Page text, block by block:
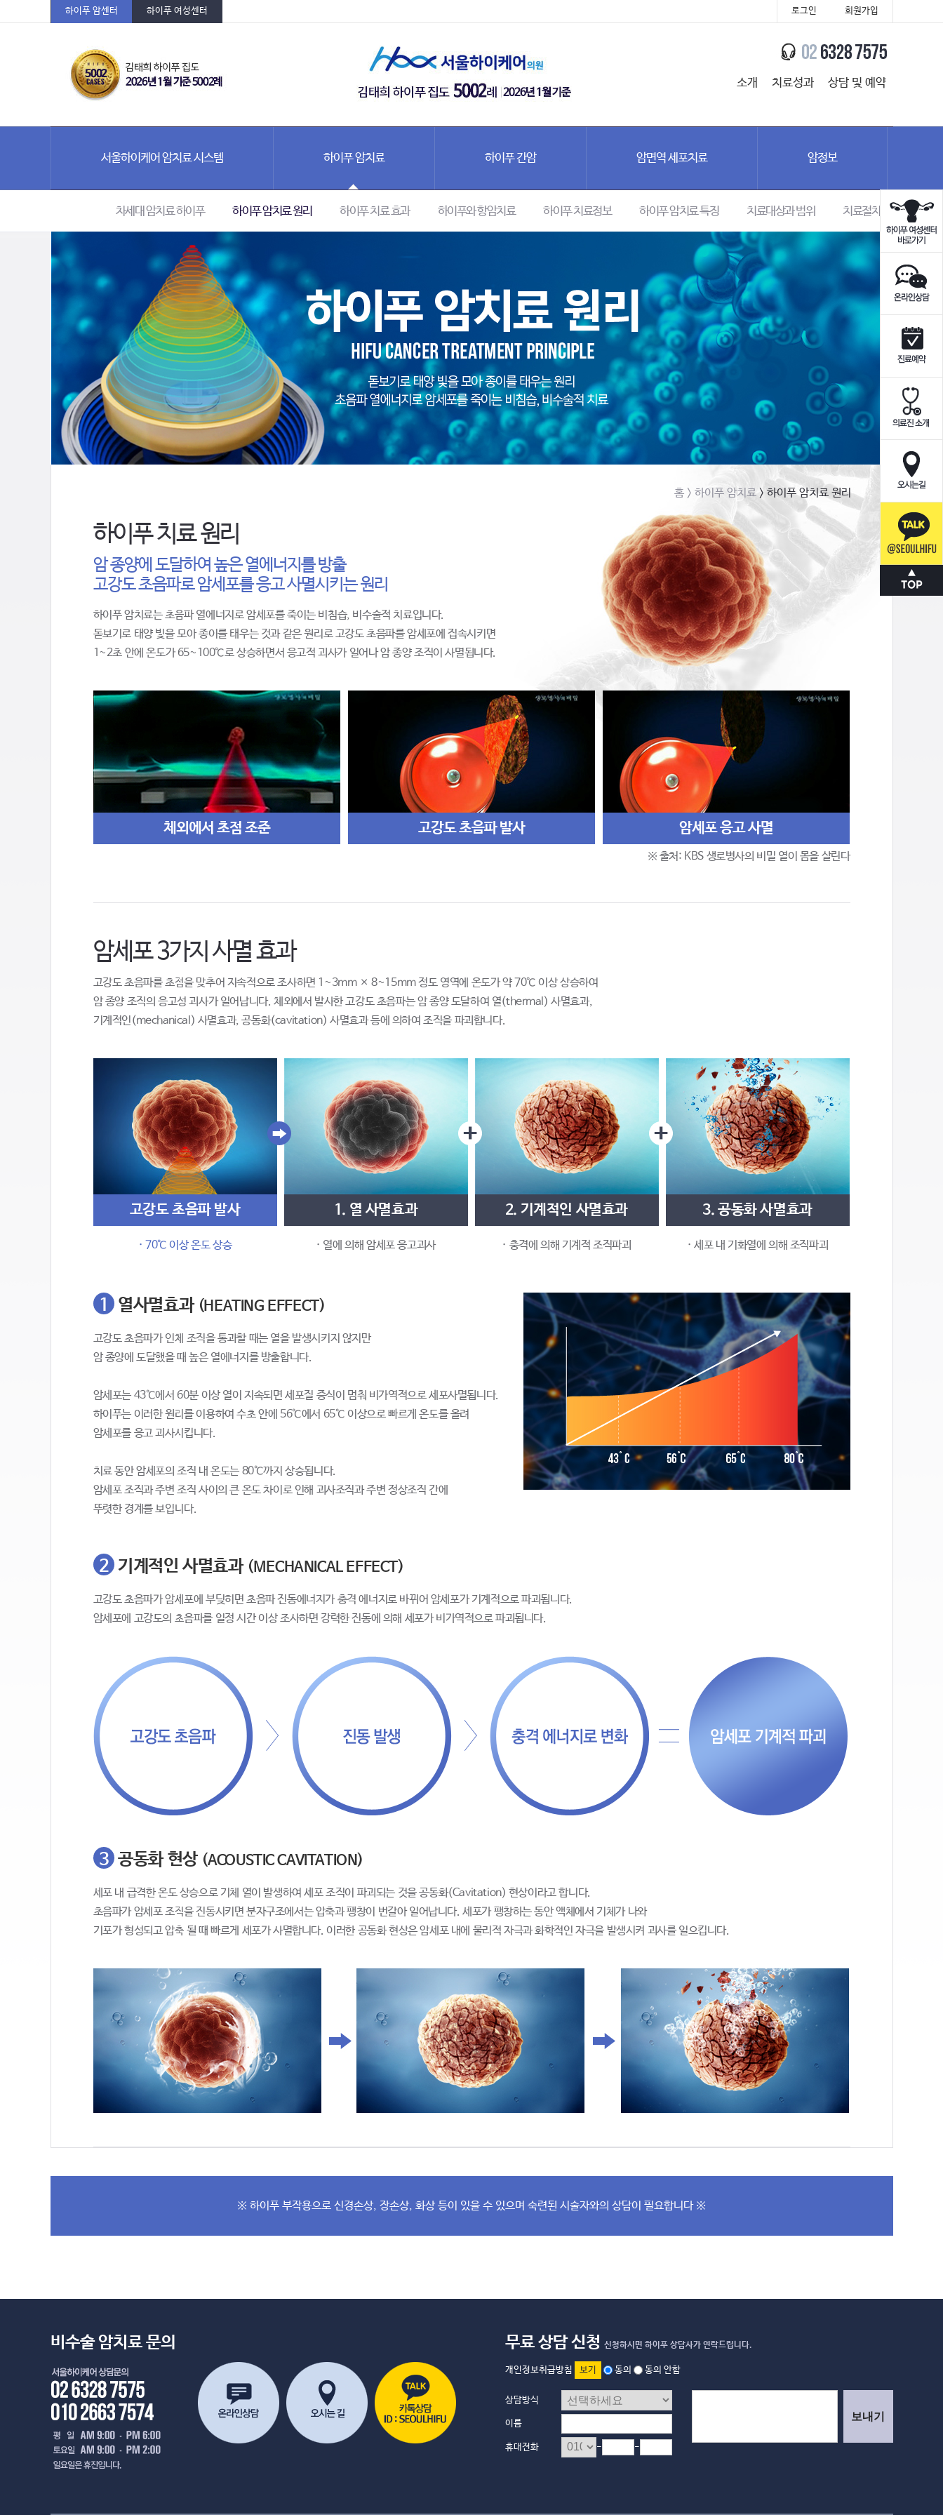
하이푸 암센터 하이푸 여성센터 회원가입
로그인
소개 치료성과 상담 및 예약
서울하이케어 암치료 시스템 하이푸 암치료
차세대 암치료 하이푸 하이푸 암치료 원리 하이푸 치료 효과 하이푸와 항암치료 하이푸 치료정보 하이푸 암치료 특징 치료대상과 범위 치료절차
하이푸 간암 암면역 세포치료 암정보
홈 > 하이푸 암치료> 하이푸 암치료 원리
하이푸 치료 원리
암 종양에 도달하여 높은 열에너지를 방출
고강도 초음파로 암세포를 응고 사멸시키는 원리
하이푸 암치료는 초음파 열에너지로 암세포를 죽이는 비침습, 비수술적 치료입니다.
돋보기로 태양 빛을 모아 종이를 태우는 것과 같은 원리로 고강도 초음파를 암세포에 집속시키면
1~2초 안에 온도가 65~100℃로 상승하면서 응고적 괴사가 일어나 암 종양 조직이 사멸됩니다.
체외에서 초점 조준 고강도 초음파 발사 암세포 응고 사멸
※ 출처: KBS 생로병사의 비밀 열이 몸을 살린다
암세포 3가지 사멸 효과
고강도 초음파를 초점을 맞추어 지속적으로 조사하면 1~3mm × 8~15mm 정도 영역에 온도가 약 70℃ 이상 상승하여
암 종양 조직의 응고성 괴사가 일어납니다. 체외에서 발사한 고강도 초음파는 암 종양 도달하여 열(thermal) 사멸효과,
기계적인(mechanical) 사멸효과, 공동화(cavitation) 사멸효과 등에 의하여 조직을 파괴합니다.
고강도 초음파 발사
· 70℃ 이상 온도 상승
1. 열 사멸효과
· 열에 의해 암세포 응고괴사
2. 기계적인 사멸효과
· 충격에 의해 기계적 조직파괴
3. 공동화 사멸효과
· 세포 내 기화열에 의해 조직파괴
1 열사멸효과 (HEATING EFFECT)
고강도 초음파가 인체 조직을 통과할 때는 열을 발생시키지 않지만
암 종양에 도달했을 때 높은 열에너지를 방출합니다.
암세포는 43℃에서 60분 이상 열이 지속되면 세포질 증식이 멈춰 비가역적으로 세포사멸됩니다.
하이푸는 이러한 원리를 이용하여 수초 안에 56℃에서 65℃ 이상으로 빠르게 온도를 올려
암세포를 응고 괴사시킵니다.
치료 동안 암세포의 조직 내 온도는 80℃까지 상승됩니다.
암세포 조직과 주변 조직 사이의 큰 온도 차이로 인해 괴사조직과 주변 정상조직 간에
뚜렷한 경계를 보입니다.
2 기계적인 사멸효과 (MECHANICAL EFFECT)
고강도 초음파가 암세포에 부딪히면 초음파 진동에너지가 충격 에너지로 바뀌어 암세포가 기계적으로 파괴됩니다.
암세포에 고강도의 초음파를 일정 시간 이상 조사하면 강력한 진동에 의해 세포가 비가역적으로 파괴됩니다.
3 공동화 현상 (ACOUSTIC CAVITATION)
세포 내 급격한 온도 상승으로 기체 열이 발생하여 세포 조직이 파괴되는 것을 공동화(Cavitation) 현상이라고 합니다.
초음파가 암세포 조직을 진동시키면 분자구조에서는 압축과 팽창이 번갈아 일어납니다. 세포가 팽창하는 동안 액체에서 기체가 나와
기포가 형성되고 압축 될 때 빠르게 세포가 사멸합니다. 이러한 공동화 현상은 암세포 내에 물리적 자극과 화학적인 자극을 발생시켜 괴사를 일으킵니다.
※ 하이푸 부작용으로 신경손상, 장손상, 화상 등이 있을 수 있으며 숙련된 시술자와의 상담이 필요합니다 ※
비수술 암치료 문의 무료 상담 신청신청하시면 하이푸 상담사가 연락드립니다.
개인정보취급방침 보기 동의 동의 안함
상담방식
이름
휴대전화 - -
보내기